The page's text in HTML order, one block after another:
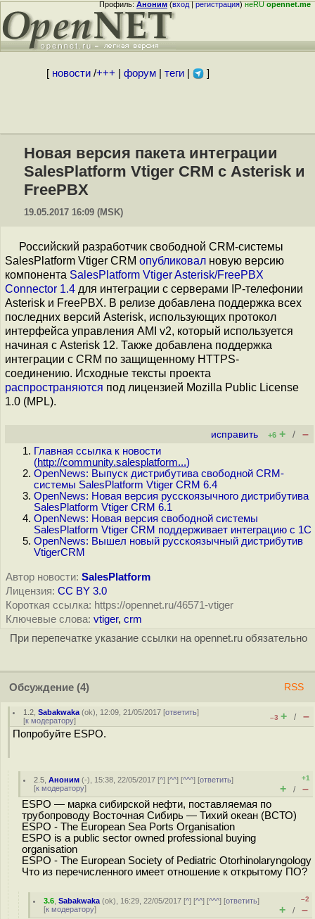
Профиль:Аноним(вход|регистрация)неRUopennet.me
[ новости/+++ форум| теги| ]
Новая версия пакета интеграции
SalesPlatform Vtiger CRM с Asterisk и
FreePBX
19.05.2017 16:09 (MSK)
Российский разработчик свободной CRM-системы
SalesPlatform Vtiger CRM опубликовал новую версию
компонента SalesPlatform Vtiger Asterisk/FreePBX
Connector 1.4 для интеграции с серверами IP-телефонии
Asterisk и FreePBX. В релизе добавлена поддержка всех
последних версий Asterisk, использующих протокол
интерфейса управления AMI v2, который используется
начиная с Asterisk 12. Также добавлена поддержка
интеграции с CRM по защищенному HTTPS-
соединению. Исходные тексты проекта
распространяются под лицензией Mozilla Public License
1.0 (MPL).
исправить +6 + / –
Главная ссылка к новости
(http://community.salesplatform...)
OpenNews: Выпуск дистрибутива свободной CRM-
системы SalesPlatform Vtiger CRM 6.4
OpenNews: Новая версия русскоязычного дистрибутива
SalesPlatform Vtiger CRM 6.1
OpenNews: Новая версия свободной системы
SalesPlatform Vtiger CRM поддерживает интеграцию с 1С
OpenNews: Вышел новый русскоязычный дистрибутив
VtigerCRM
Автор новости: SalesPlatform
Лицензия: CC BY 3.0
Короткая ссылка: https://opennet.ru/46571-vtiger
Ключевые слова: vtiger, crm
При перепечатке указание ссылки на opennet.ru обязательно
Обсуждение (4) RSS
1.2 ,Sabakwaka (ok), 12:09, 21/05/2017 [ответить]
[к модератору] –3 + / –
Попробуйте ESPO.
2.5 ,Аноним (-), 15:38, 22/05/2017 [^] [^^] [^^^] [ответить]
[к модератору]
+1
+ / –
ESPO — марка сибирской нефти, поставляемая по
трубопроводу Восточная Сибирь — Тихий океан (ВСТО)
ESPO - The European Sea Ports Organisation
ESPO is a public sector owned professional buying
organisation
ESPO - The European Society of Pediatric Otorhinolaryngology
Что из перечисленного имеет отношение к открытому ПО?
3.6 ,Sabakwaka (ok), 16:29, 22/05/2017 [^] [^^] [^^^] [ответить]
[к модератору]
–2
+ / –